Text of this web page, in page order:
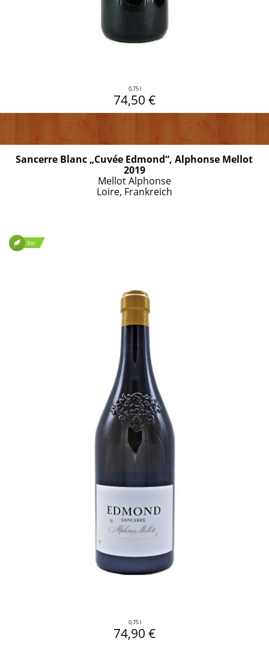
0,75 l
74,50 €
Sancerre Blanc „Cuvée Edmond“, Alphonse Mellot
2019
Mellot Alphonse
Loire, Frankreich
Bio
0,75 l
74,90 €